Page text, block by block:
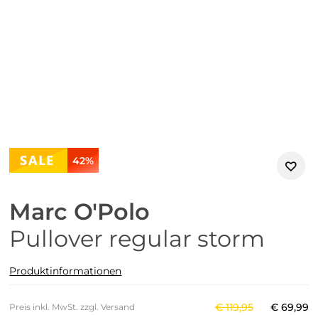
42%
Marc O'Polo
Pullover regular storm
Produktinformationen
Preis inkl. MwSt. zzgl. Versand €119,95 € 69,99